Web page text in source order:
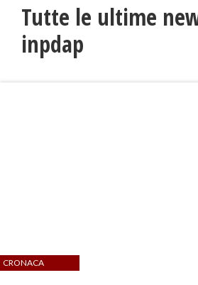
Tutte le ultime
inpdap
CRONACA